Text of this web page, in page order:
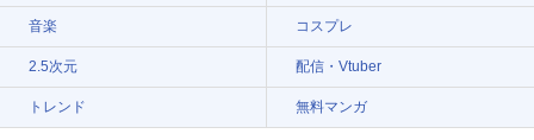
音楽 コスプレ
2.5次元 配信・Vtuber
トレンド 無料マンガ